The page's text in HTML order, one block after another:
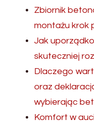
Zbiornik
montażu krok
Jak
skuteczniej
Dlaczego
oraz
wybierając
Komfort w